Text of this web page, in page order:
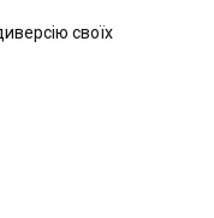
своїх